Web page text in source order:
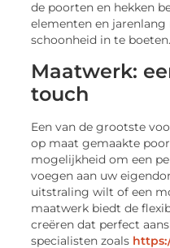
de poorten en hekken
elementen en jarenlang
schoonheid in te boeten.
Maatwerk:
touch
Een van de grootste
op maat gemaakte
mogelijkheid om een
voegen aan uw
uitstraling wilt of een
maatwerk biedt de
creëren dat perfect
specialisten zoals